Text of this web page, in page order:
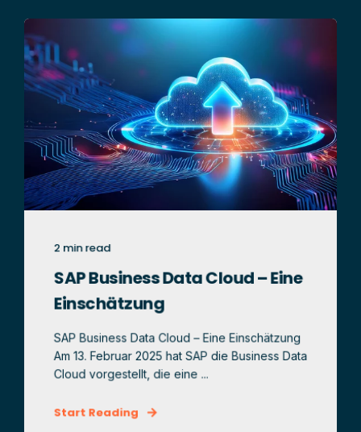
2 min read
SAP Business Data Cloud – Eine
Einschätzung
SAP Business Data Cloud – Eine Einschätzung
Am 13. Februar 2025 hat SAP die Business Data
Cloud vorgestellt, die eine ...
Start Reading